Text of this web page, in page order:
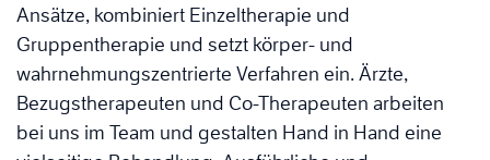
Ansätze, kombiniert Einzeltherapie und
Gruppentherapie und setzt körper- und
wahrnehmungszentrierte Verfahren ein. Ärzte,
Bezugstherapeuten und Co-Therapeuten arbeiten
bei uns im Team und gestalten Hand in Hand eine